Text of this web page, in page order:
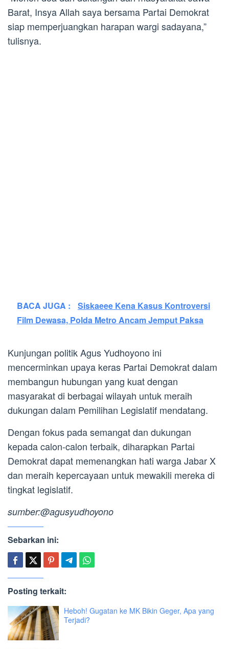
Barat, Insya Allah saya bersama Partai Demokrat
siap memperjuangkan harapan wargi sadayana,”
tulisnya.
BACA JUGA :
Siskaeee Kena Kasus Kontroversi
Film Dewasa, Polda Metro Ancam Jemput Paksa
Kunjungan politik Agus Yudhoyono ini
mencerminkan upaya keras Partai Demokrat dalam
membangun hubungan yang kuat dengan
masyarakat di berbagai wilayah untuk meraih
dukungan dalam Pemilihan Legislatif mendatang.
Dengan fokus pada semangat dan dukungan
kepada calon-calon terbaik, diharapkan Partai
Demokrat dapat memenangkan hati warga Jabar X
dan meraih kepercayaan untuk mewakili mereka di
tingkat legislatif.
sumber:@agusyudhoyono
Sebarkan ini:
Posting terkait:
Heboh! Gugatan ke MK Bikin Geger, Apa yang
Terjadi?